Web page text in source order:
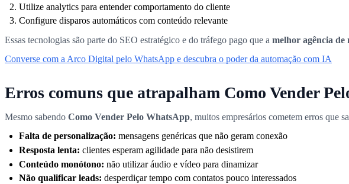
Utilize analytics para entender comportamento do cliente
Configure disparos automáticos com conteúdo relevante
Essas tecnologias são parte do SEO estratégico e do tráfego pago que a melhor agência de
Converse com a Arco Digital pelo WhatsApp e descubra o poder da automação com IA
Erros comuns que atrapalham Como Vender
Mesmo sabendo Como Vender Pelo WhatsApp, muitos empresários cometem erros que
Falta de personalização: mensagens genéricas que não geram conexão
Resposta lenta: clientes esperam agilidade para não desistirem
Conteúdo monótono: não utilizar áudio e vídeo para dinamizar
Não qualificar leads: desperdiçar tempo com contatos pouco interessados